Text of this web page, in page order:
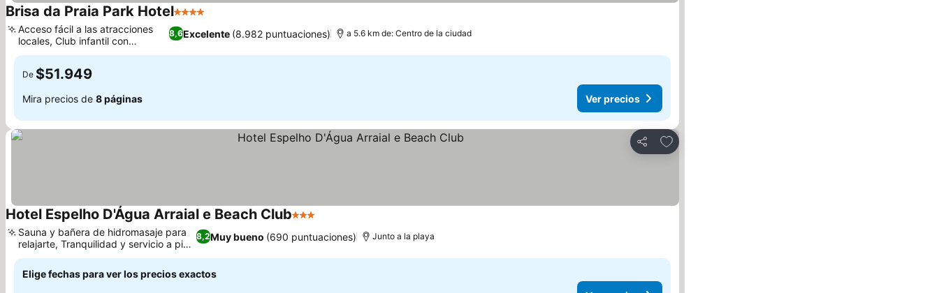
Brisa da Praia Park Hotel4 Estrellas
8,6Excelente (8.982 puntuaciones)
Acceso fácil a las atracciones
locales, Club infantil con
actividades
a 5.6 km de: Centro de la ciudad
De $51.949
Mira precios de 8 páginas Ver precios
Compartir
Agregar a favoritos
Hotel Espelho D'Água Arraial e Beach Club3 Estrellas
8,2Muy bueno (690 puntuaciones)
Sauna y bañera de hidromasaje para
relajarte, Tranquilidad y servicio a pie
de playa
Junto a la playa
Elige fechas para ver los precios exactos